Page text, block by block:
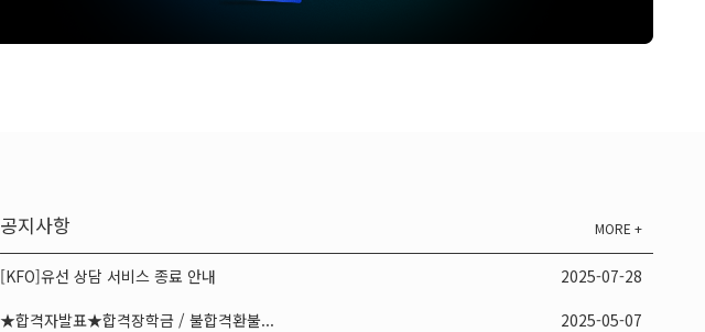
공지사항 MORE +
[KFO]유선 상담 서비스 종료 안내
2025-07-28
★합격자발표★합격장학금 / 불합격환불...
2025-05-07